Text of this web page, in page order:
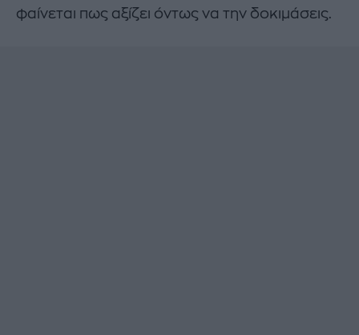
φαίνεται πως αξίζει όντως να την δοκιμάσεις.